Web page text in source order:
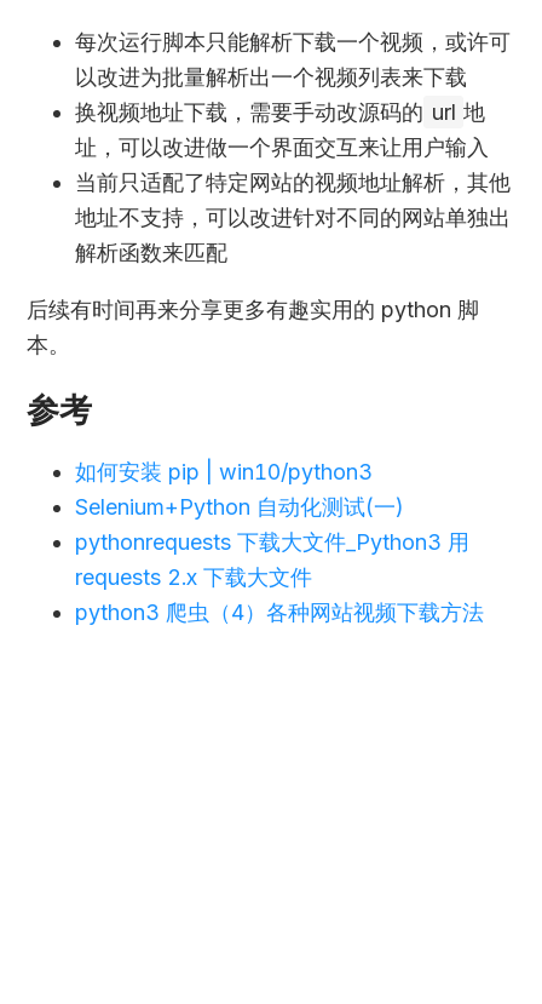
每次运行脚本只能解析下载一个视频，或许可
以改进为批量解析出一个视频列表来下载
换视频地址下载，需要手动改源码的 url 地
址，可以改进做一个界面交互来让用户输入
当前只适配了特定网站的视频地址解析，其他
地址不支持，可以改进针对不同的网站单独出
解析函数来匹配
后续有时间再来分享更多有趣实用的 python 脚
本。
参考
如何安装 pip | win10/python3
Selenium+Python 自动化测试(一)
pythonrequests 下载大文件 Python3 用
requests 2.x 下载大文件
python3 爬虫（4）各种网站视频下载方法